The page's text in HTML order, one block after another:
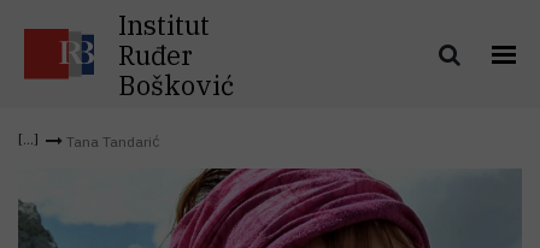
Institut
Ruđer
Bošković
Tana Tandarić